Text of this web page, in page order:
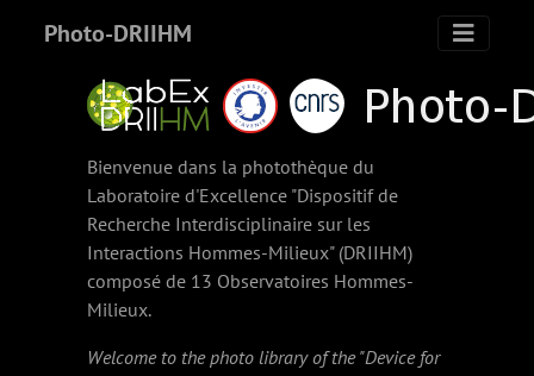
Photo-DRIIHM
Bienvenue dans la photothèque du
Laboratoire d'Excellence "Dispositif de
Recherche Interdisciplinaire sur les
Interactions Hommes-Milieux" (DRIIHM)
composé de 13 Observatoires Hommes-
Milieux.
Welcome to the photo library of the "Device for